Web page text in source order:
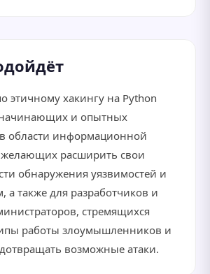
этичному хакингу на Python
и опытных
области информационной
желающих расширить свои
обнаружения уязвимостей и
а также для разработчиков и
стремящихся
работы злоумышленников и
возможные атаки.